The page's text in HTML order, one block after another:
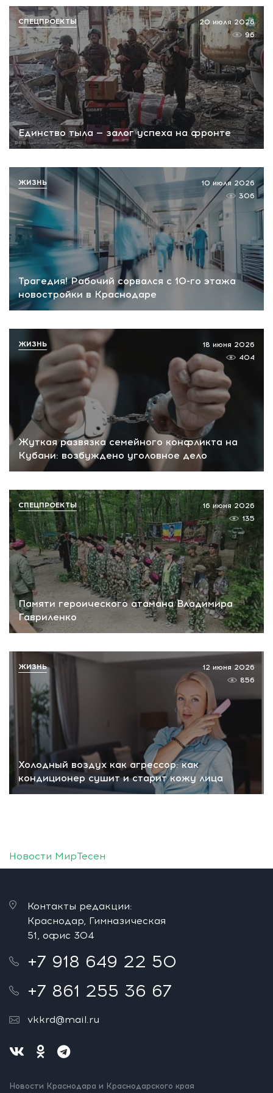
Единство тыла — залог успеха на фронте
20 июля 2026
96
СПЕЦПРОЕКТЫ
Трагедия! Рабочий сорвался с 10-го этажа
новостройки в Краснодаре
10 июля 2026
306
ЖИЗНЬ
Жуткая развязка семейного конфликта на
Кубани: возбуждено уголовное дело
18 июня 2026
404
ЖИЗНЬ
Памяти героического атамана Владимира
Гавриленко
16 июня 2026
135
СПЕЦПРОЕКТЫ
Холодный воздух как агрессор: как
кондиционер сушит и старит кожу лица
12 июня 2026
856
ЖИЗНЬ
Новости МирТесен
Контакты редакции:
Краснодар, Гимназическая
51, офис 304
+7 918 649 22 50
+7 861 255 36 67
vkkrd@mail.ru
Новости Краснодара и Краснодарского края